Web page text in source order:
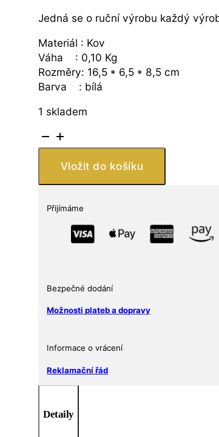
Jedná se o ruční výrobu každý
Materiál : Kov
Váha : 0,10 Kg
Rozměry: 16,5 * 6,5 * 8,5 cm
Barva : bílá
1 skladem
Filius
and
Investments
první
republika
množství
Vložit do košíku
Přijímáme
Bezpečné dodání
Možnosti plateb a dopravy
Informace o vrácení
Reklamační řád
Detaily